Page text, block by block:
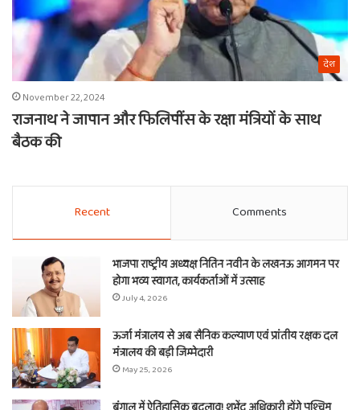
देश
November 22, 2024
राजनाथ ने जापान और फिलिपींस के रक्षा मंत्रियों के साथ
बैठक की
Recent Comments
भाजपा राष्ट्रीय अध्यक्ष नितिन नवीन के लखनऊ आगमन पर
होगा भव्य स्वागत, कार्यकर्ताओं में उत्साह
July 4, 2026
ऊर्जा मंत्रालय से अब सैनिक कल्याण एवं प्रांतीय रक्षक दल
मंत्रालय की बड़ी जिम्मेदारी
May 25, 2026